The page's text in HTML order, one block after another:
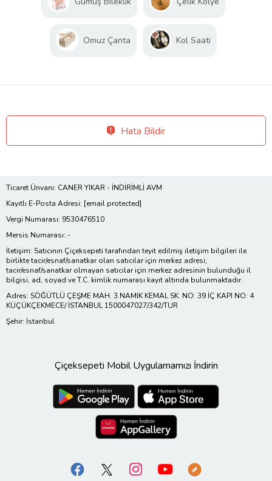
Omuz Çanta Kol Saati
Hata Bildir
Ticaret Ünvanı: CANER YIKAR - İNDİRİMLİ AVM
Kayıtlı E-Posta Adresi: [email protected]
Vergi Numarası: 9530476510
Mersis Numarası: -
İletişim: Satıcının Çiçeksepeti tarafından teyit edilmiş iletişim bilgileri ile
birlikte tacir/esnaf/sanatkar olan satıcılar için merkez adresi;
tacir/esnaf/sanatkar olmayan satıcılar için merkez adresinin bulunduğu il
bilgisi, ad, soyad ve T.C. kimlik numarası kayıt altında bulunmaktadır.
Adres: SÖĞÜTLÜ ÇEŞME MAH. 3.NAMIK KEMAL SK. NO: 39 İÇ KAPI NO: 4
KÜÇÜKÇEKMECE/ İSTANBUL 1500047027/342/TUR
Şehir: İstanbul
Çiçeksepeti Mobil Uygulamamızı İndirin